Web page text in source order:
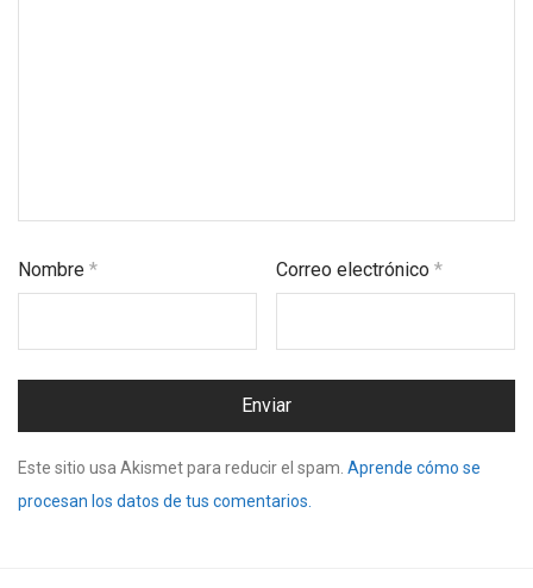
Nombre * Correo electrónico*
Este sitio usa Akismet para reducir el spam. Aprende cómo se
procesan los datos de tus comentarios.